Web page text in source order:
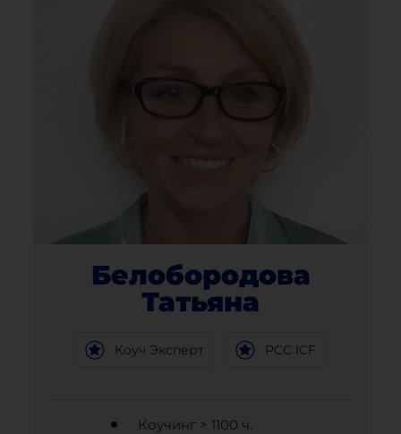
Белобородова
Татьяна
Коуч Эксперт PCC ICF
Коучинг > 1100 ч.